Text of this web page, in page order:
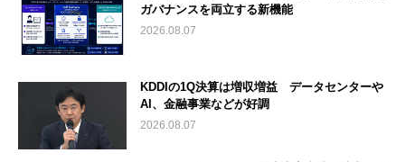
ガバナンスを両立する新機能
2026.08.07
KDDIの1Q決算は増収増益 データセンターや
AI、金融事業などが好調
2026.08.07